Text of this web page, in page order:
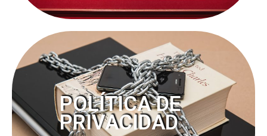
POLÍTICA DE
PRIVACIDAD